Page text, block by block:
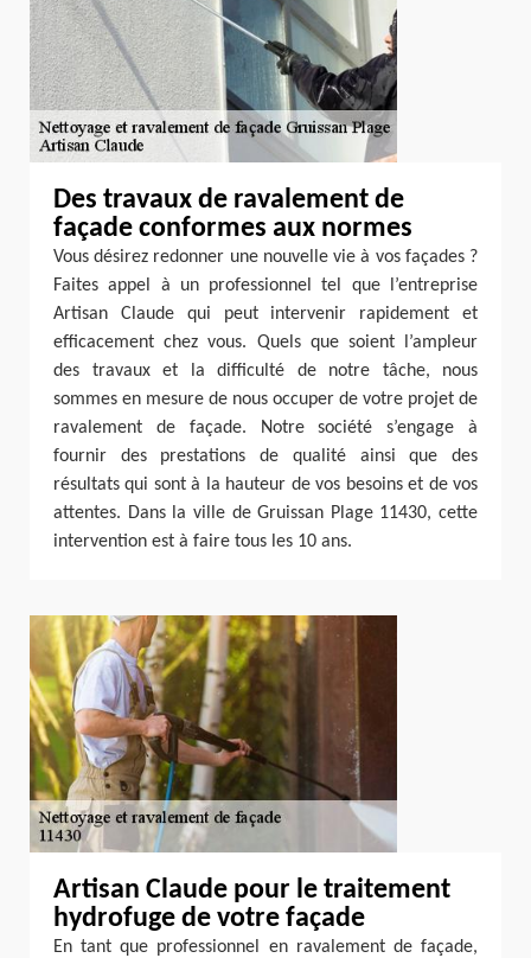
Des travaux de ravalement de
façade conformes aux normes
Vous désirez redonner une nouvelle vie à vos façades ?
Faites appel à un professionnel tel que l’entreprise
Artisan Claude qui peut intervenir rapidement et
efficacement chez vous. Quels que soient l’ampleur
des travaux et la difficulté de notre tâche, nous
sommes en mesure de nous occuper de votre projet de
ravalement de façade. Notre société s’engage à
fournir des prestations de qualité ainsi que des
résultats qui sont à la hauteur de vos besoins et de vos
attentes. Dans la ville de Gruissan Plage 11430, cette
intervention est à faire tous les 10 ans.
Artisan Claude pour le traitement
hydrofuge de votre façade
En tant que professionnel en ravalement de façade,